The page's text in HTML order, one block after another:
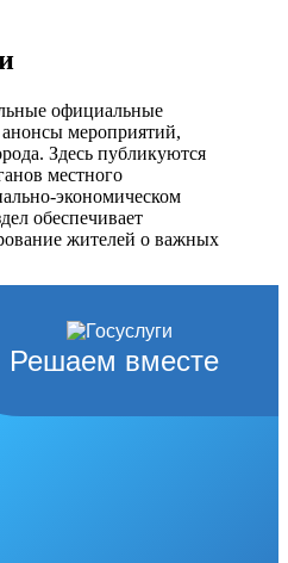
официальные
мероприятий,
Здесь публикуются
местного
экономическом
обеспечивает
жителей о важных
Решаем вместе